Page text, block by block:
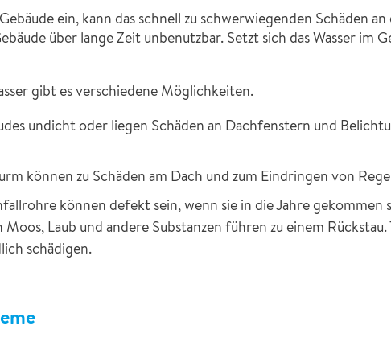
ein, kann das schnell zu schwerwiegenden Schäden
über lange Zeit unbenutzbar. Setzt sich das Wasser im
gibt es verschiedene Möglichkeiten.
undicht oder liegen Schäden an Dachfenstern und
können zu Schäden am Dach und zum Eindringen von
können defekt sein, wenn sie in die Jahre
Laub und andere Substanzen führen zu einem
schädigen.